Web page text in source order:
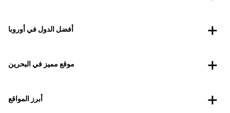
أفضل الدول في أوروبا
موقع مميز في البحرين
أبرز المواقع